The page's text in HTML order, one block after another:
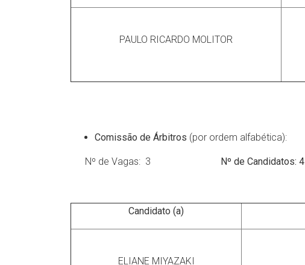
PAULO RICARDO MOLITOR
Comissão de Árbitros (por ordem alfabética):
Nº de Vagas: 3 Nº de Candidatos: 4
Candidato (a)
ELIANE MIYAZAKI